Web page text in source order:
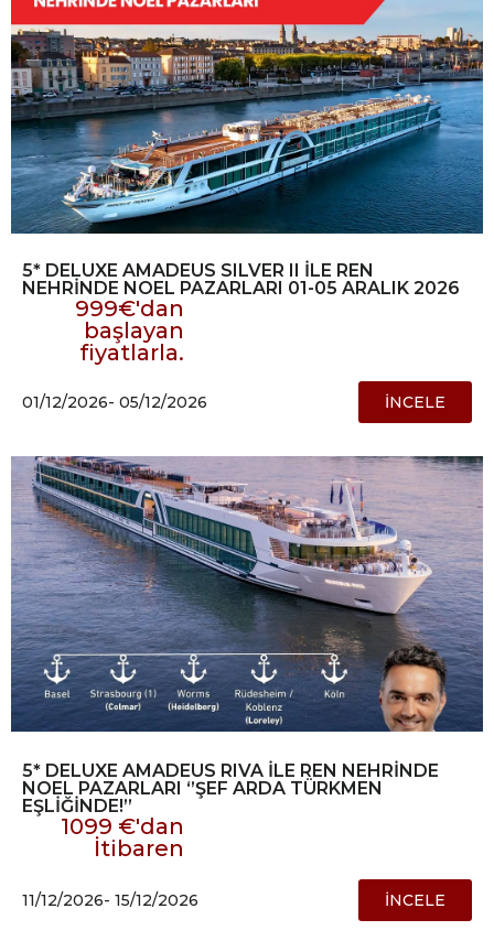
5* DELUXE AMADEUS SILVER II İLE REN
NEHRİNDE NOEL PAZARLARI 01-05 ARALIK 2026
999€'dan
başlayan
fiyatlarla.
01/12/2026- 05/12/2026 İNCELE
5* DELUXE AMADEUS RIVA İLE REN NEHRİNDE
NOEL PAZARLARI ‘’ŞEF ARDA TÜRKMEN
EŞLİĞİNDE!’’
1099 €'dan
İtibaren
11/12/2026- 15/12/2026 İNCELE